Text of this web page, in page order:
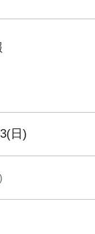
日)